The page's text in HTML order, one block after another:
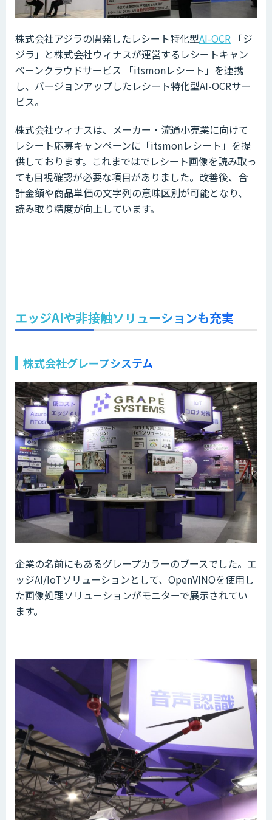
株式会社アジラの開発したレシート特化型AI-OCR 「ジ
ジラ」と株式会社ウィナスが運営するレシートキャン
ペーンクラウドサービス 「itsmonレシート」を連携
し、バージョンアップしたレシート特化型AI-OCRサー
ビス。
株式会社ウィナスは、メーカー・流通小売業に向けて
レシート応募キャンペーンに「itsmonレシート」を提
供しております。これまではでレシート画像を読み取っ
ても目視確認が必要な項目がありました。改善後、合
計金額や商品単価の文字列の意味区別が可能となり、
読み取り精度が向上しています。
エッジAIや非接触ソリューションも充実
株式会社グレープシステム
企業の名前にもあるグレープカラーのブースでした。エ
ッジAI/IoTソリューションとして、OpenVINOを使用し
た画像処理ソリューションがモニターで展示されてい
ます。